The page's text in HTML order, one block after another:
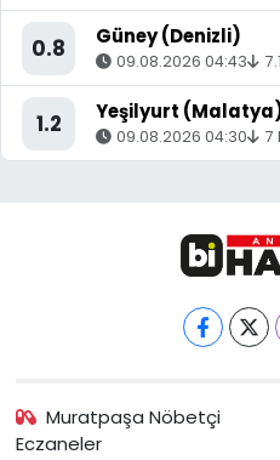
0.8 Güney (Denizli)
09.08.2026 04:43
1.2 Yeşilyurt
09.08.2026 04:30 7
Muratpaşa Nöbetçi
Eczaneler